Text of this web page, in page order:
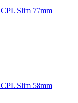
Slim 77mm
Slim 58mm